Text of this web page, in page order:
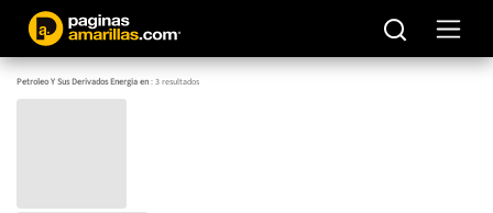
Petroleo Y Sus Derivados Energia en:3resultados